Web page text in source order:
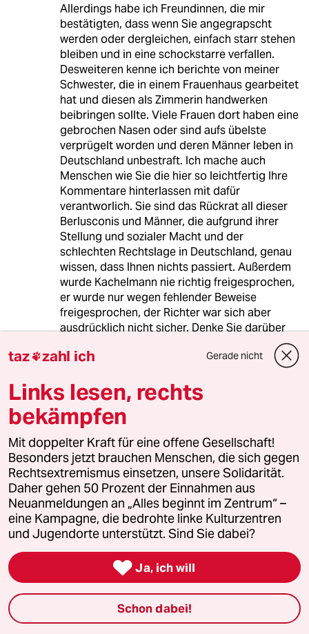
Allerdings habe ich Freundinnen, die mir
bestätigten, dass wenn Sie angegrapscht
werden oder dergleichen, einfach starr stehen
bleiben und in eine schockstarre verfallen.
Desweiteren kenne ich berichte von meiner
Schwester, die in einem Frauenhaus gearbeitet
hat und diesen als Zimmerin handwerken
beibringen sollte. Viele Frauen dort haben eine
gebrochen Nasen oder sind aufs übelste
verprügelt worden und deren Männer leben in
Deutschland unbestraft. Ich mache auch
Menschen wie Sie die hier so leichtfertig Ihre
Kommentare hinterlassen mit dafür
verantworlich. Sie sind das Rückrat all dieser
Berlusconis und Männer, die aufgrund ihrer
Stellung und sozialer Macht und der
schlechten Rechtslage in Deutschland, genau
wissen, dass Ihnen nichts passiert. Außerdem
wurde Kachelmann nie richtig freigesprochen,
er wurde nur wegen fehlender Beweise
freigesprochen, der Richter war sich aber
ausdrücklich nicht sicher. Denke Sie darüber
N negramaro
07.08.2014
@Hero 2000:
Applaus!
Ich bin auch immer wieder verwirrt,
dass bei solchen Themen als erstes
die Menschen bzw. Männer auf den
Plan treten, die offensichtlich ein
haben und die solche Artikel dann
zum Anlass nehmen, mal wieder
richtig über die Frauen vom Leder zu
taz zahl ich Gerade nicht
Links lesen, rechts
bekämpfen
Mit doppelter Kraft für eine offene Gesellschaft!
Besonders jetzt brauchen Menschen, die sich gegen
Rechtsextremismus einsetzen, unsere Solidarität.
Daher gehen 50 Prozent der Einnahmen aus
Neuanmeldungen an „Alles beginnt im Zentrum“ –
eine Kampagne, die bedrohte linke Kulturzentren
und Jugendorte unterstützt. Sind Sie dabei?
 Ja, ich will
Schon dabei!